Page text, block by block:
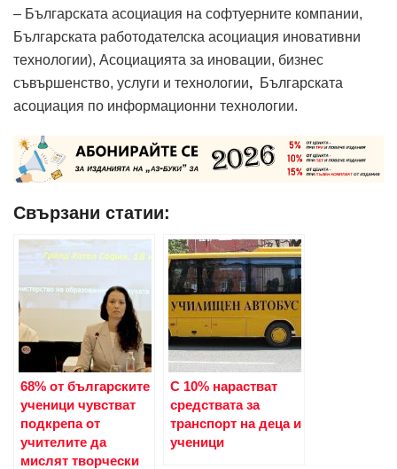
– Българската асоциация на софтуерните компании,
Българската работодателска асоциация иновативни
технологии), Асоциацията за иновации, бизнес
съвършенство, услуги и технологии, Българската
асоциация по информационни технологии.
Свързани статии:
68% от българските
ученици чувстват
подкрепа от
учителите да
мислят творчески
С 10% нарастват
средствата за
транспорт на деца и
ученици